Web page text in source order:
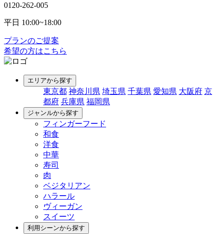
0120-262-005
平日 10:00~18:00
プランのご提案
希望の方はこちら
エリアから探す
東京都 神奈川県 埼玉県 千葉県 愛知県 大阪府 京
都府 兵庫県 福岡県
ジャンルから探す
フィンガーフード
和食
洋食
中華
寿司
肉
ベジタリアン
ハラール
ヴィーガン
スイーツ
利用シーンから探す